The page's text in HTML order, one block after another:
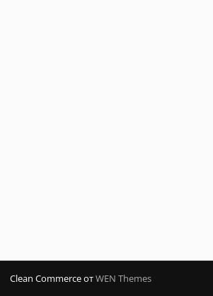
Clean Commerce отWEN Themes